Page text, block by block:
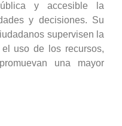
y accesible la
y decisiones. Su
supervisen la
uso de los recursos,
una mayor